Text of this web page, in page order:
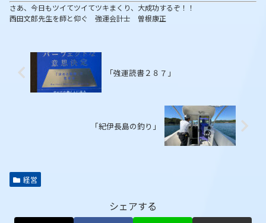
さあ、今日もツイてツイてツキまくり、大成功するぞ！！
西田文郎先生を師と仰ぐ 強運会計士 曽根康正
「強運読書２８７」
「紀伊長島の釣り」
経営
シェアする